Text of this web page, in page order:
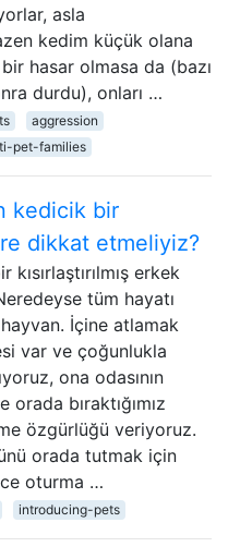
asla
kedim küçük olana
hasar olmasa da (bazı
durdu), onları …
aggression
pet-families
kedicik bir
dikkat etmeliyiz?
kısırlaştırılmış erkek
tüm hayatı
İçine atlamak
var ve çoğunlukla
ona odasının
bıraktığımız
özgürlüğü veriyoruz.
orada tutmak için
oturma …
introducing-pets